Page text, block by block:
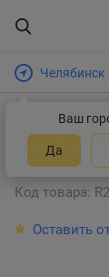
Челябинск
Ваш
Да
Интернет-
Диск
D57.1
Код товара:
Оставить